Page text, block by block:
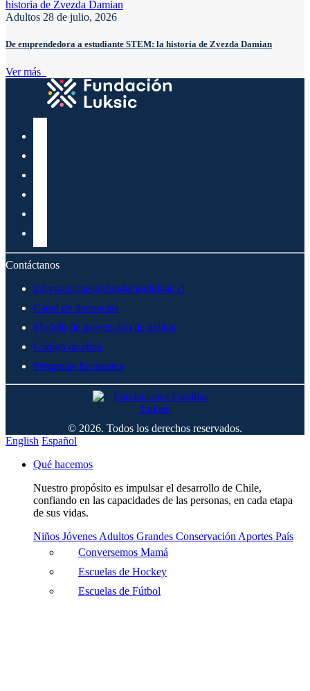
Adultos 28 de julio, 2026
De emprendedora a estudiante STEM: la historia de Zvezda Damian
Ver más
Contáctanos
informaciones@fundacionluksic.cl
Canal de denuncias
Modelo de prevención de delitos
Código de ética
Preguntas frecuentes
© 2026. Todos los derechos reservados.
English Español
Qué hacemos
Nuestro propósito es impulsar el desarrollo de Chile,
confiando en las capacidades de las personas, en cada etapa
de sus vidas.
Niños Jóvenes Adultos Grandes Conservación Aportes País
Conversemos Mamá
Escuelas de Hockey
Escuelas de Fútbol